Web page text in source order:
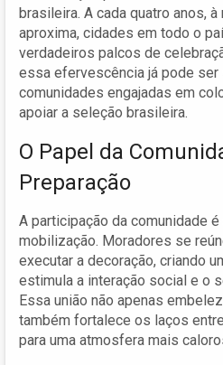
brasileira. A cada quatro anos,
aproxima, cidades em todo o
verdadeiros palcos de
essa efervescência já pode ser
comunidades engajadas em
apoiar a seleção brasileira.
O Papel da
Preparação
A participação da comunidade
mobilização. Moradores se
executar a decoração, criando
estimula a interação social e o
Essa união não apenas
também fortalece os laços
para uma atmosfera mais